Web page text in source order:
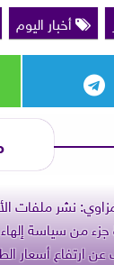
أخبار اليوم
نشر ملفات
جزء من سياسة إلهاء
ارتفاع أسعار